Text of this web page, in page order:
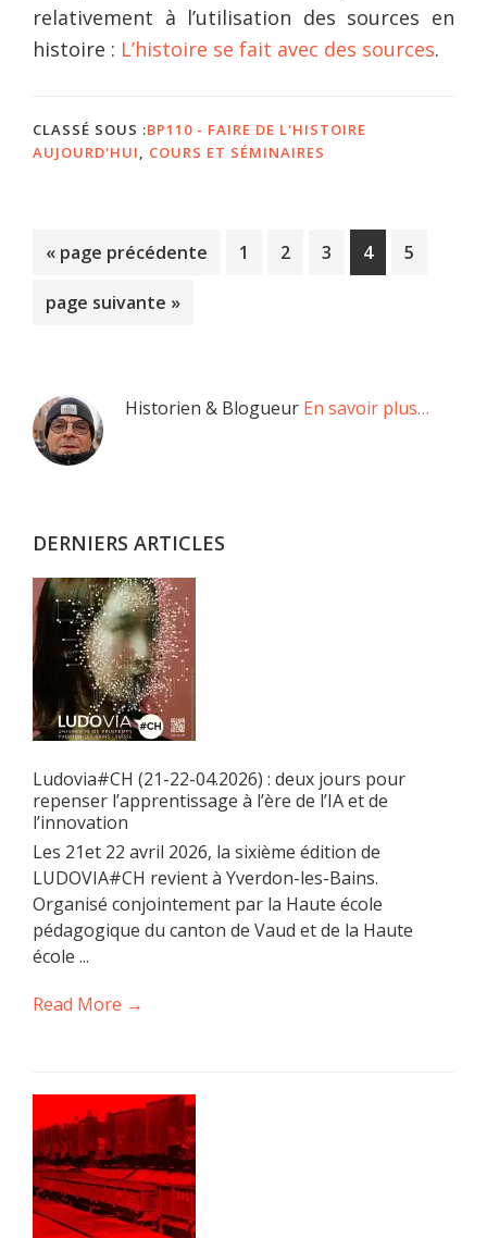
relativement à l’utilisation des sources en
histoire : L’histoire se fait avec des sources.
CLASSÉ SOUS :BP110 - FAIRE DE L'HISTOIRE
AUJOURD'HUI
COURS ET SÉMINAIRES
« Aller
la
page précédente Page
1 Page
2 Page
3 Page
4 Page
5
Aller
page suivante »
Barre
latérale
Historien & Blogueur En savoir plus…
DERNIERS ARTICLES
Ludovia#CH (21-22-04.2026) : deux jours pour
repenser l’apprentissage à l’ère de l’IA et de
l’innovation
Les 21et 22 avril 2026, la sixième édition de
LUDOVIA#CH revient à Yverdon-les-Bains.
Organisé conjointement par la Haute école
pédagogique du canton de Vaud et de la Haute
école ...
Read More →